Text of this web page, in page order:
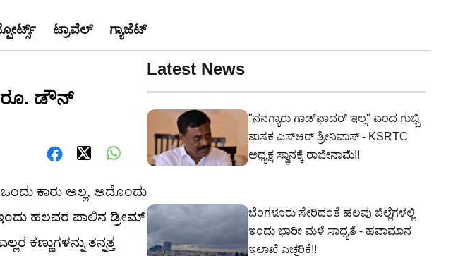
ಟ್ರಾವೆಲ್ ಗ್ಯಾಜೆಟ್
ರೂ. ಡೌನ್
ಕಾರು ಅಲ್ಲ, ಅದೊಂದು
ಹಲವರ ಪಾಲಿನ ಡ್ರೀಮ್
ಕಣ್ಣುಗಳನ್ನು ತನ್ನತ್ತ
Latest News
"ನನಗ್ಯಾರು ಗಾಡ್‌ಫಾದರ್ ಇಲ್ಲ" ಎಂದ ಗುಬ್ಬಿ
ಶಾಸಕ ಎಸ್‌ಆರ್‌ ಶ್ರೀನಿವಾಸ್‌ - KSRTC
ಅಧ್ಯಕ್ಷ ಸ್ಥಾನಕ್ಕೆ ರಾಜೀನಾಮೆ!!
ಬೆಂಗಳೂರು ಸೇರಿದಂತೆ ಹಲವು ಜಿಲ್ಲೆಗಳಲ್ಲಿ
ಇಂದು ಭಾರೀ ಮಳೆ ಸಾಧ್ಯತೆ - ಹವಾಮಾನ
ಇಲಾಖೆ ಎಚ್ಚರಿಕೆ!!